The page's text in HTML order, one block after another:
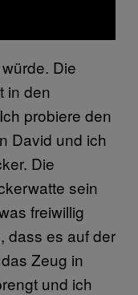
Die
in den
probiere den
David und ich
Die
sein
freiwillig
dass es auf der
Zeug in
und ich